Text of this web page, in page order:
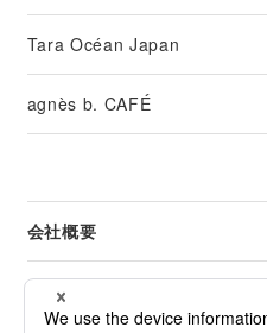
Tara Océan Japan
agnès b. CAFÉ
会社概要
リーガル